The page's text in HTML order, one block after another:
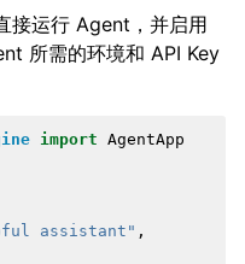
接运行 Agent，并启用
所需的环境和 API Key
import AgentApp
assistant" ,